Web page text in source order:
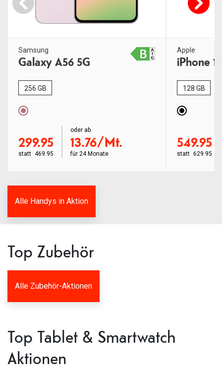
Samsung
Galaxy A56 5G
256 GB
299.95
statt 469.95
oder ab
13.76/Mt.
für 24 Monate
Apple
iPhone
128 GB
549.95
statt 629.95
Alle Handys in Aktion
Top Zubehör
Alle Zubehör-Aktionen
Top Tablet & Smartwatch
Aktionen